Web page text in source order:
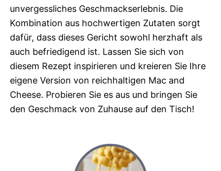
unvergessliches Geschmackserlebnis. Die
Kombination aus hochwertigen Zutaten sorgt
dafür, dass dieses Gericht sowohl herzhaft als
auch befriedigend ist. Lassen Sie sich von
diesem Rezept inspirieren und kreieren Sie Ihre
eigene Version von reichhaltigen Mac and
Cheese. Probieren Sie es aus und bringen Sie
den Geschmack von Zuhause auf den Tisch!